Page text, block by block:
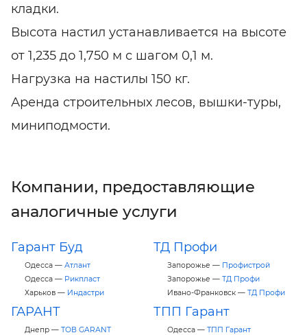
кладки.
Высота настил устанавливается на высоте
от 1,235 до 1,750 м с шагом 0,1 м.
Нагрузка на настилы 150 кг.
Аренда строительных лесов, вышки-туры,
миниподмости.
Компании, предоставляющие
аналогичные услуги
Гарант Буд
Одесса — Атлант
Одесса — Рикпласт
Харьков — Индастри
ТД Профи
Запорожье — Профистрой
Запорожье — ТД Профи
Ивано-Франковск — ТД Профи
ГАРАНТ
Днепр — ТОВ GARАNT
ТПП Гарант
Одесса — ТПП Гарант